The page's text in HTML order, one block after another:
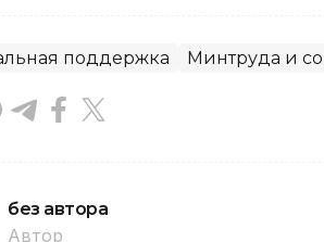
поддержка Минтруда и
без автора
Автор